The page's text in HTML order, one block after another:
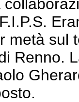
metà sul
Renno.